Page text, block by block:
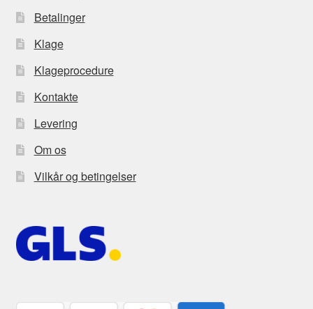
Betalinger
Klage
Klageprocedure
Kontakte
Levering
Om os
Vilkår og betingelser